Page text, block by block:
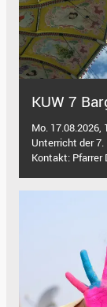
KUW 7
Mo. 17.08.2026,
Unterricht der 7.
Kontakt: Pfarrer